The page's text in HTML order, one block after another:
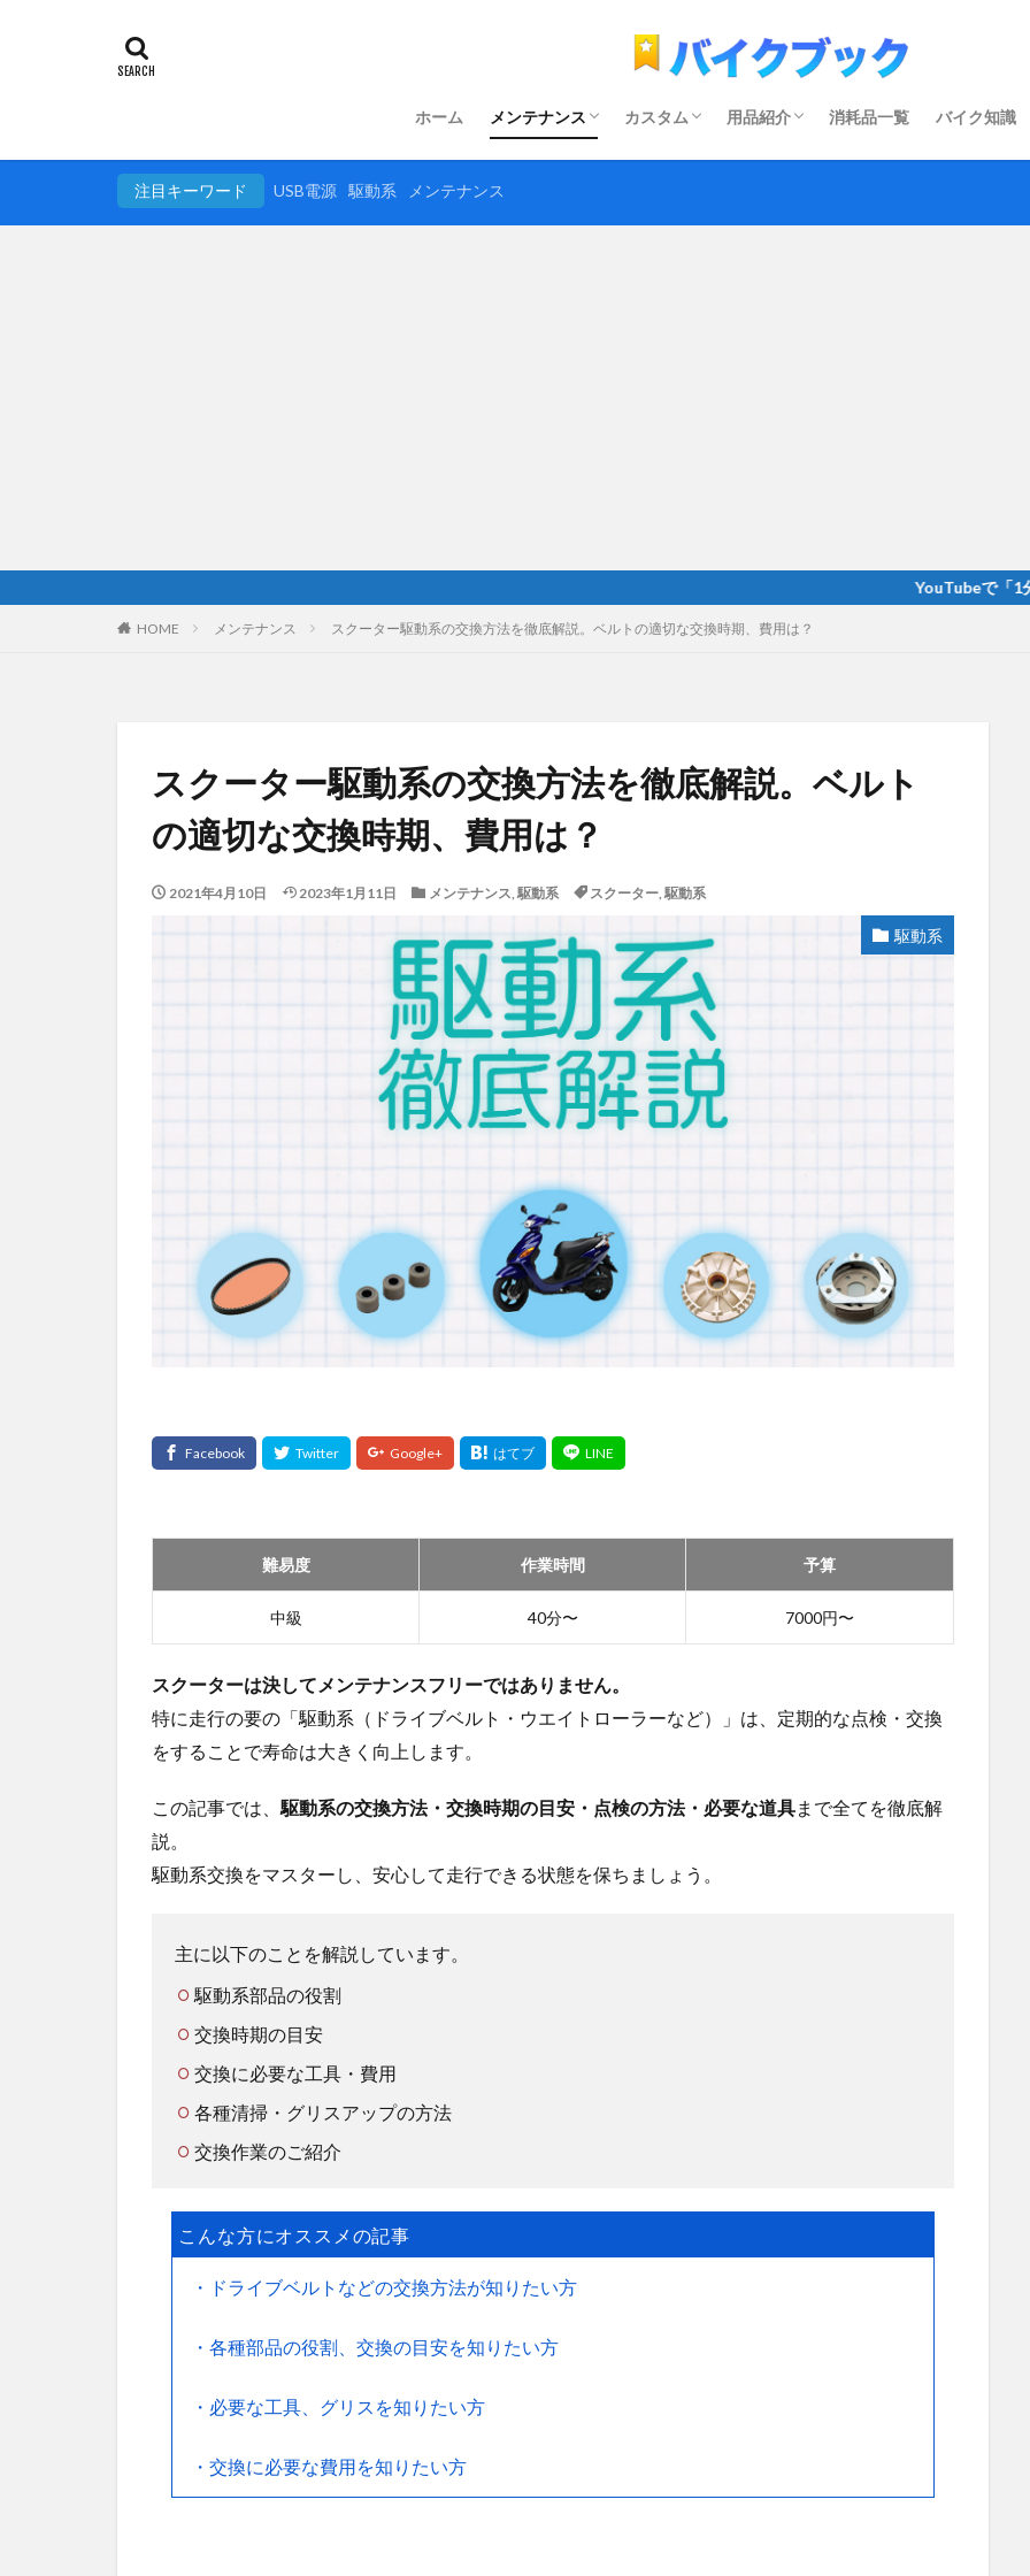
ホーム メンテナンス
タイヤ
ブレーキ
排気系
油脂類
点火系
燃料系
電装系
駆動系
カスタム
外装
電装系
駆動系
用品紹介
ツーリング用品
メンテナンス用品
工具
板金用品
消耗品一覧 バイク知識
注目キーワード USB電源 駆動系 メンテナンス
YouTubeで「1分でわかる
HOME メンテナンス スクーター駆動系の交換方法を徹底解説。ベルトの適切な交換時期、費用は？
スクーター駆動系の交換方法を徹底解説。ベルト
の適切な交換時期、費用は？
2021年4月10日 2023年1月11日 メンテナンス, 駆動系 スクーター, 駆動系
駆動系
難易度 作業時間 予算
中級 40分〜 7000円〜
スクーターは決してメンテナンスフリーではありません。
特に走行の要の「駆動系（ドライブベルト・ウエイトローラーなど）」は、定期的な点検・交換
をすることで寿命は大きく向上します。
この記事では、 駆動系の交換方法・交換時期の目安・点検の方法・必要な道具まで全てを徹底解
説。
駆動系交換をマスターし、安心して走行できる状態を保ちましょう。
主に以下のことを解説しています。
駆動系部品の役割
交換時期の目安
交換に必要な工具・費用
各種清掃・グリスアップの方法
交換作業のご紹介
こんな方にオススメの記事
・ドライブベルトなどの交換方法が知りたい方
・各種部品の役割、交換の目安を知りたい方
・必要な工具、グリスを知りたい方
・交換に必要な費用を知りたい方